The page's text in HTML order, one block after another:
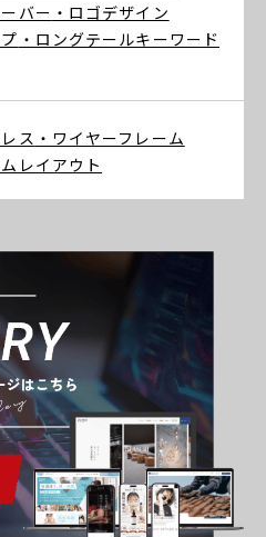
バー ・ロゴデザイン
・ロングテールキーワード
ス ・ワイヤーフレーム
レイアウト